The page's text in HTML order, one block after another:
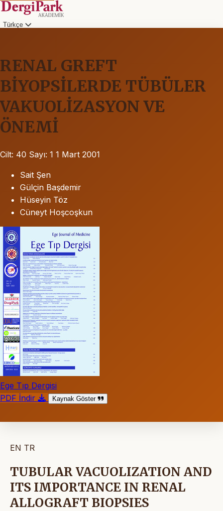
Türkçe
RENAL GREFT
BİYOPSİLERDE TÜBÜLER
VAKUOLİZASYON VE
ÖNEMİ
Cilt: 40 Sayı: 1 1 Mart 2001
Sait Şen
Gülçin Başdemir
Hüseyin Töz
Cüneyt Hoşcoşkun
Ege Tıp Dergisi
PDF İndir
Kaynak Göster
EN TR
TUBULAR VACUOLIZATION AND
ITS IMPORTANCE IN RENAL
ALLOGRAFT BIOPSIES